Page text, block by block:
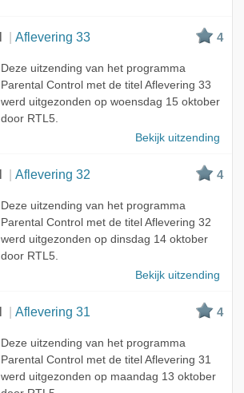
Aflevering 33 4
Deze uitzending van het programma
Parental Control met de titel Aflevering 33
werd uitgezonden op woensdag 15 oktober
door RTL5.
Bekijk uitzending
Aflevering 32 4
Deze uitzending van het programma
Parental Control met de titel Aflevering 32
werd uitgezonden op dinsdag 14 oktober
door RTL5.
Bekijk uitzending
Aflevering 31 4
Deze uitzending van het programma
Parental Control met de titel Aflevering 31
werd uitgezonden op maandag 13 oktober